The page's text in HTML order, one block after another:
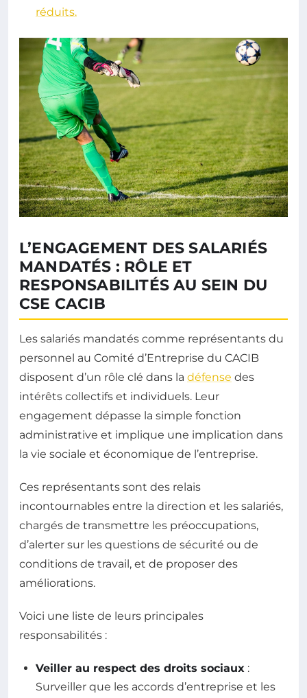
réduits.
L’ENGAGEMENT DES SALARIÉS
MANDATÉS : RÔLE ET
RESPONSABILITÉS AU SEIN DU
CSE CACIB
Les salariés mandatés comme représentants du
personnel au Comité d’Entreprise du CACIB
disposent d’un rôle clé dans la défense des
intérêts collectifs et individuels. Leur
engagement dépasse la simple fonction
administrative et implique une implication dans
la vie sociale et économique de l’entreprise.
Ces représentants sont des relais
incontournables entre la direction et les salariés,
chargés de transmettre les préoccupations,
d’alerter sur les questions de sécurité ou de
conditions de travail, et de proposer des
améliorations.
Voici une liste de leurs principales
responsabilités :
Veiller au respect des droits sociaux :
Surveiller que les accords d’entreprise et les